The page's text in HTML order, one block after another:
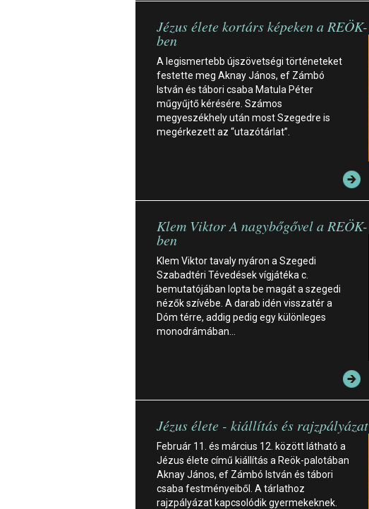
Jézus élete kortárs képeken a REÖK-
ben
A legismertebb újszövetségi történeteket
festette meg Aknay János, ef Zámbó
István és tábori csaba Matula Péter
műgyűjtő kérésére. Számos
megyeszékhely után most Szegedre is
megérkezett az “utazótárlat”.
Klem Viktor A nagybőgővel a REÖK-
ben
Klem Viktor tavaly nyáron a Szegedi
Szabadtéri Tévedések vígjátéka c.
bemutatójában lopta be magát a szegedi
nézők szívébe. A darab idén visszatér a
Dóm térre, addig pedig egy különleges
monodrámában…
Jézus élete - kiállítás és rajzpályázat
Február 11. és március 12. között látható a
Jézus élete című kiállítás a Reök-palotában
Aknay János, ef Zámbó István és tábori
csaba festményeiből. A tárlathoz
rajzpályázat kapcsolódik gyermekeknek.